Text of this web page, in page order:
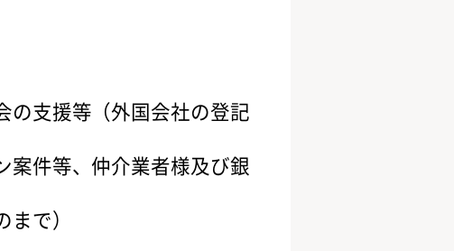
の支援等（外国会社の登記
案件等、仲介業者様及び銀
で）